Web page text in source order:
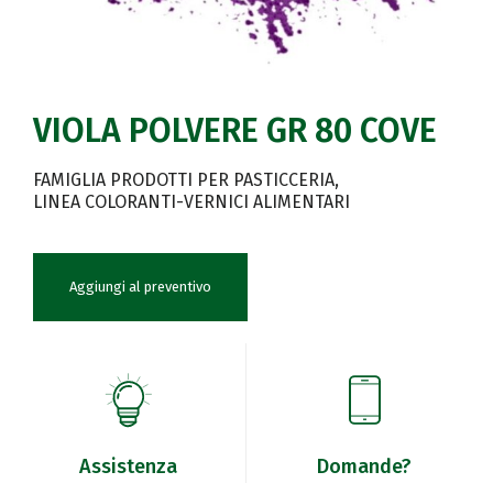
VIOLA POLVERE GR 80 COVE
FAMIGLIA PRODOTTI PER PASTICCERIA
LINEA COLORANTI-VERNICI ALIMENTARI
Aggiungi al preventivo
Assistenza Domande?